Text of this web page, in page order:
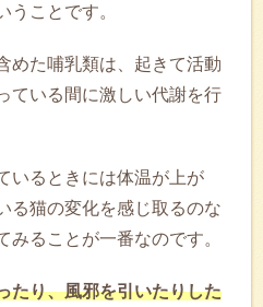
うことです。
めた哺乳類は、起きて活動
ている間に激しい代謝を行
いるときには体温が上が
る猫の変化を感じ取るのな
みることが一番なのです。
たり、風邪を引いたりした